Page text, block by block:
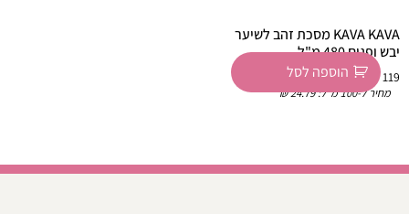
KAVA KAVA מסכת זהב לשיער
יבש ופגום 480 מ"ל
₪119
מחיר ל-100 מ״ל: ₪24.79
הוספה לסל